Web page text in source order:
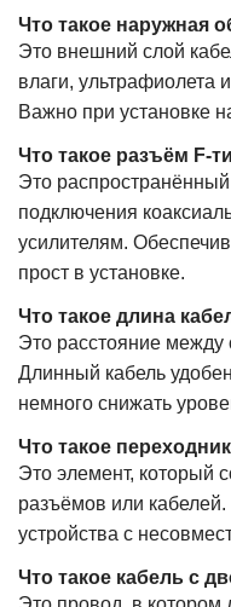
Что такое наружная
Это внешний слой
влаги, ультрафиолета
Важно при установке
Что такое разъём F-
Это
подключения
усилителям.
прост в установке.
Что такое длина
Это расстояние
Длинный кабель
немного снижать
Что такое
Это элемент, который
разъёмов или
устройства с
Что такое кабель с